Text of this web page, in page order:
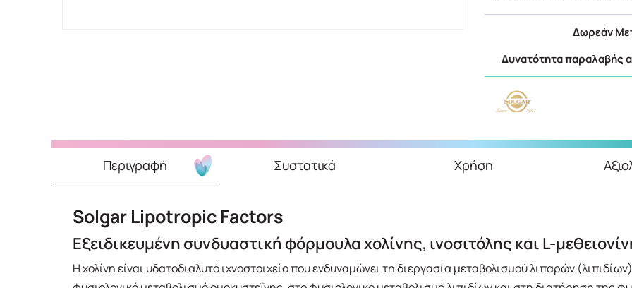
Δωρεάν
Δυνατότητα παραλαβής
Περιγραφή Συστατικά Χρήση
Solgar Lipotropic Factors
Εξειδικευμένη συνδυαστική φόρμουλα χολίνης, ινοσιτόλης και L-
Η χολίνη είναι υδατοδιαλυτό ιχνοστοιχείο που ενδυναμώνει τη διεργασία μεταβολισμού λιπαρών